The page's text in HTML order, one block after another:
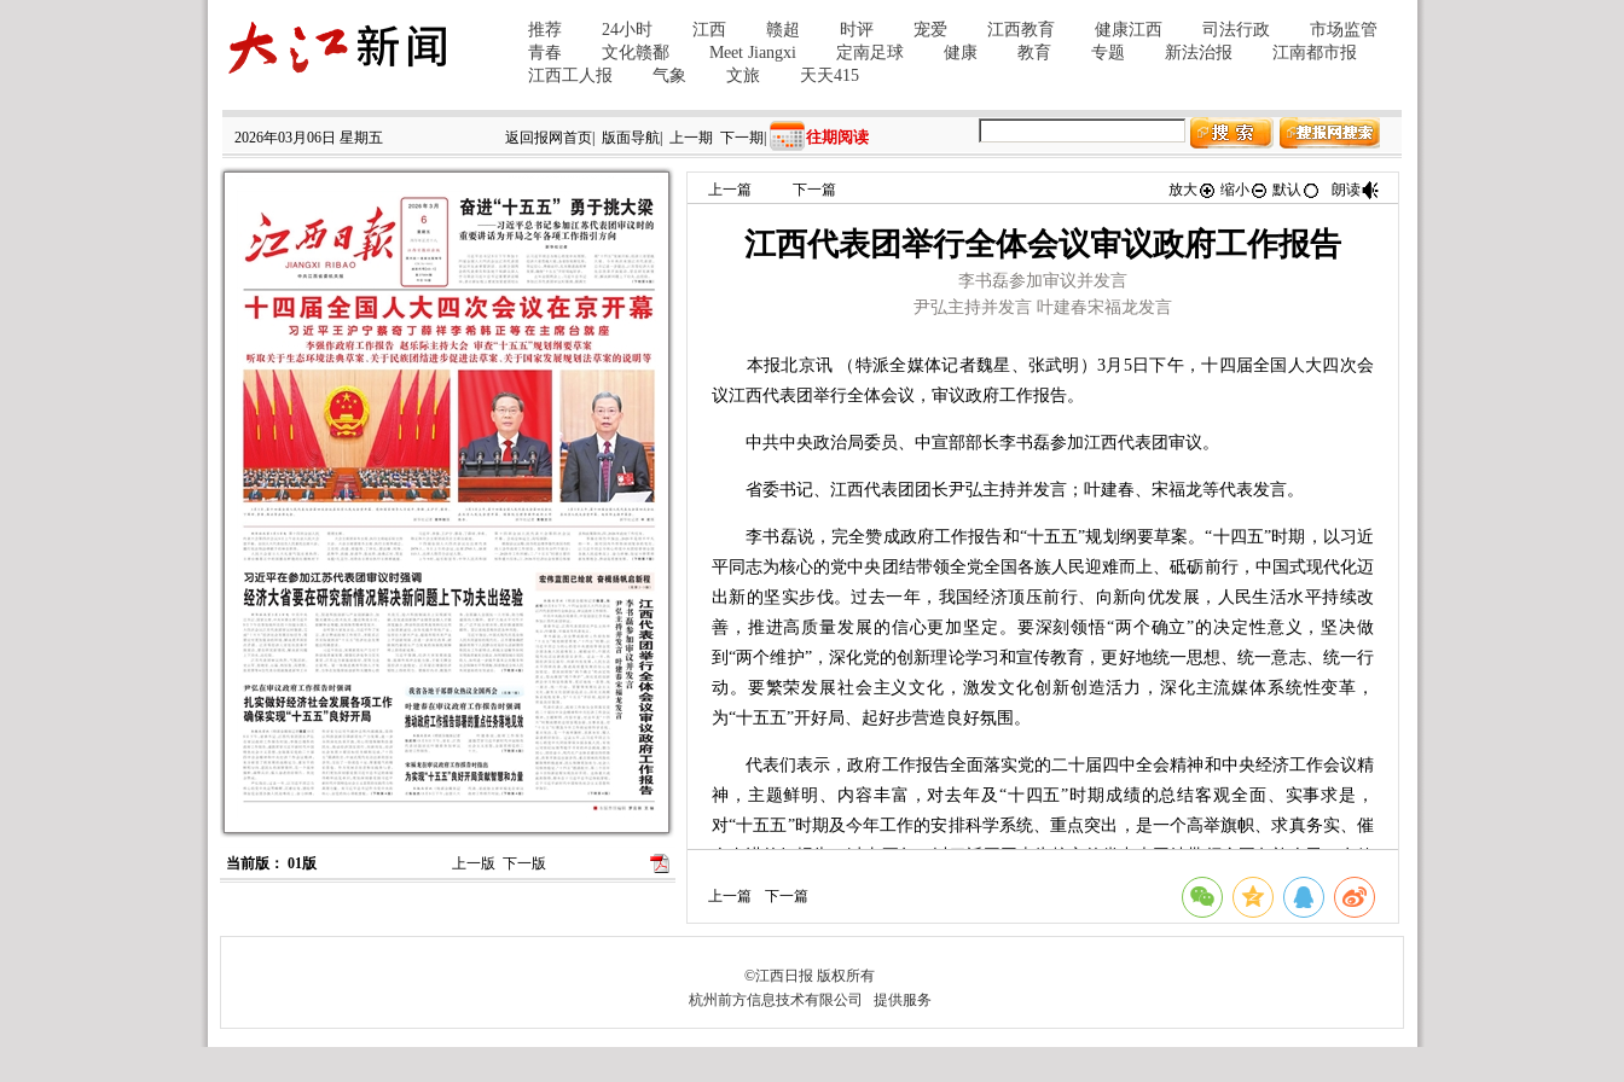
2026年03月06日 星期五 返回报网首页 版面导航 上一期 下一期 往期阅读
当前版： 01版 上一版 下一版
上一篇 下一篇 放大 缩小 默认 朗读
江西代表团举行全体会议审议政府工作报告
李书磊参加审议并发言
尹弘主持并发言 叶建春宋福龙发言
本报北京讯 （特派全媒体记者魏星、张武明）3月5日下午，十四届全国人大四次会
议江西代表团举行全体会议，审议政府工作报告。
中共中央政治局委员、中宣部部长李书磊参加江西代表团审议。
省委书记、江西代表团团长尹弘主持并发言；叶建春、宋福龙等代表发言。
李书磊说，完全赞成政府工作报告和“十五五”规划纲要草案。“十四五”时期，以习近
平同志为核心的党中央团结带领全党全国各族人民迎难而上、砥砺前行，中国式现代化迈
出新的坚实步伐。过去一年，我国经济顶压前行、向新向优发展，人民生活水平持续改
善，推进高质量发展的信心更加坚定。要深刻领悟“两个确立”的决定性意义，坚决做
到“两个维护”，深化党的创新理论学习和宣传教育，更好地统一思想、统一意志、统一行
动。要繁荣发展社会主义文化，激发文化创新创造活力，深化主流媒体系统性变革，
为“十五五”开好局、起好步营造良好氛围。
代表们表示，政府工作报告全面落实党的二十届四中全会精神和中央经济工作会议精
神，主题鲜明、内容丰富，对去年及“十四五”时期成绩的总结客观全面、实事求是，
对“十五五”时期及今年工作的安排科学系统、重点突出，是一个高举旗帜、求真务实、催
人奋进的好报告。过去五年，以习近平同志为核心的党中央团结带领全国各族人民，有效
应对世纪疫情等超乎寻常的冲击挑战，勠力同心、团结奋斗，现代化产业体系建设持续推
进，改革开放迈出新步伐，重点领域的风险化解取得积极进展，民生保障更加有力，社会
成就的取得，根本在于习近平总书记领航掌舵，在于习近平新时代中国特色社会主义思想
科学指引。
上一篇 下一篇